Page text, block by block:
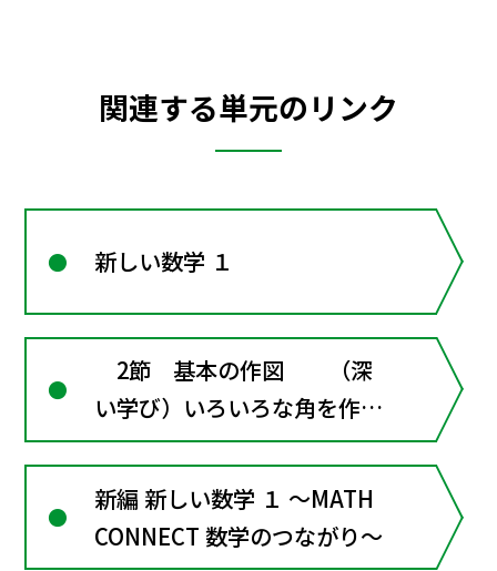
関連する単元のリンク
新しい数学 １
2節 基本の作図 （深
い学び）いろいろな角を作図
してみよう
新編 新しい数学 １ ～MATH
CONNECT 数学のつながり～